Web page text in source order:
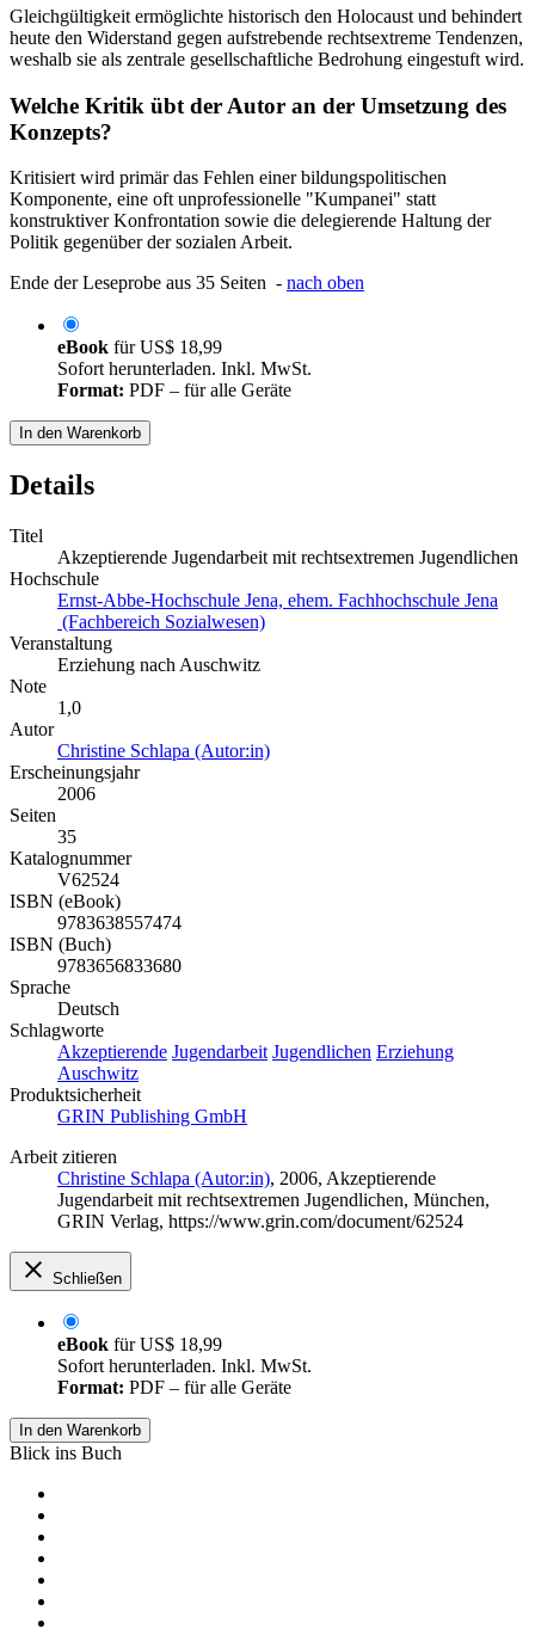
Gleichgültigkeit ermöglichte historisch den Holocaust und behindert
heute den Widerstand gegen aufstrebende rechtsextreme Tendenzen,
weshalb sie als zentrale gesellschaftliche Bedrohung eingestuft wird.
Welche Kritik übt der Autor an der Umsetzung des
Konzepts?
Kritisiert wird primär das Fehlen einer bildungspolitischen
Komponente, eine oft unprofessionelle "Kumpanei" statt
konstruktiver Konfrontation sowie die delegierende Haltung der
Politik gegenüber der sozialen Arbeit.
Ende der Leseprobe aus 35 Seiten - nach oben
eBook fürUS$ 18,99
Sofort herunterladen. Inkl. MwSt.
Format: PDF – für alle Geräte
In den Warenkorb
Details
Titel
Akzeptierende Jugendarbeit mit rechtsextremen Jugendlichen
Hochschule
Ernst-Abbe-Hochschule Jena, ehem. Fachhochschule Jena
(Fachbereich Sozialwesen)
Veranstaltung
Erziehung nach Auschwitz
Note
1,0
Autor
Christine Schlapa (Autor:in)
Erscheinungsjahr
2006
Seiten
35
Katalognummer
V62524
ISBN (eBook)
9783638557474
ISBN (Buch)
9783656833680
Sprache
Deutsch
Schlagworte
Akzeptierende Jugendarbeit Jugendlichen Erziehung
Auschwitz
Produktsicherheit
GRIN Publishing GmbH
Arbeit zitieren
Christine Schlapa (Autor:in), 2006, Akzeptierende
Jugendarbeit mit rechtsextremen Jugendlichen, München,
GRIN Verlag, https://www.grin.com/document/62524
Schließen
eBook fürUS$ 18,99
Sofort herunterladen. Inkl. MwSt.
Format: PDF – für alle Geräte
In den Warenkorb
Blick ins Buch